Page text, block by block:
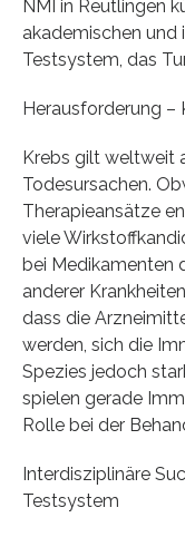
NMI in Reutlingen
akademischen und
Testsystem, das
Herausforderung –
Krebs gilt weltweit
Todesursachen.
Therapieansätze
viele
bei Medikamenten
anderer
dass die
werden, sich die
Spezies jedoch
spielen gerade
Rolle bei der
Interdisziplinäre
Testsystem